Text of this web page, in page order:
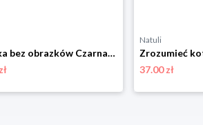
Książka bez obrazków Czarna owca
Natuli
37.00 zł